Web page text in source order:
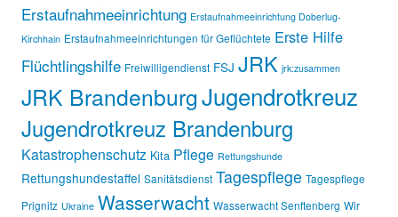
Erstaufnahmeeinrichtung Erstaufnahmeeinrichtung Doberlug-
Kirchhain Erstaufnahmeeinrichtungen für Geflüchtete Erste Hilfe
Flüchtlingshilfe Freiwilligendienst FSJ JRK jrk:zusammen
JRK BrandenburgJugendrotkreuz
Jugendrotkreuz Brandenburg
Katastrophenschutz Kita Pflege Rettungshunde
Rettungshundestaffel Sanitätsdienst Tagespflege Tagespflege
Prignitz Ukraine Wasserwacht Wasserwacht Senftenberg Wir